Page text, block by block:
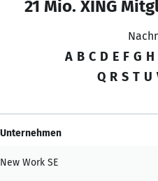
21 Mio. XING
A B C D E F G H
Q R S T U
Unternehmen
New Work SE